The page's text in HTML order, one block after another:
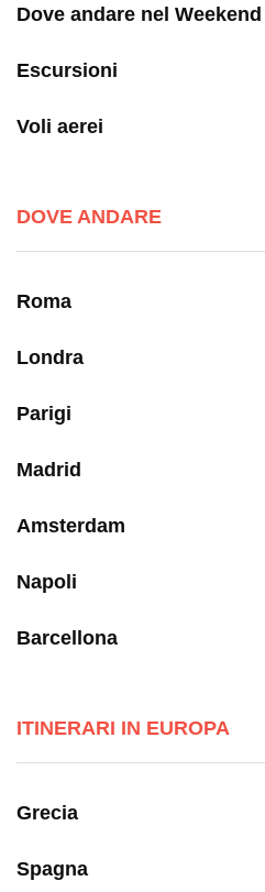
Dove andare nel Weekend
Escursioni
Voli aerei
DOVE ANDARE
Roma
Londra
Parigi
Madrid
Amsterdam
Napoli
Barcellona
ITINERARI IN EUROPA
Grecia
Spagna